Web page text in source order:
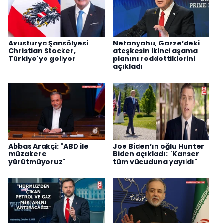
Avusturya Şansölyesi
Christian Stocker,
Türkiye'ye geliyor
Netanyahu, Gazze’deki
ateşkesin ikinci aşama
planını reddettiklerini
açıkladı
Abbas Arakçi: "ABD ile
müzakere
yürütmüyoruz"
Joe Biden’ın oğlu Hunter
Biden açıkladı: "Kanser
tüm vücuduna yayıldı"